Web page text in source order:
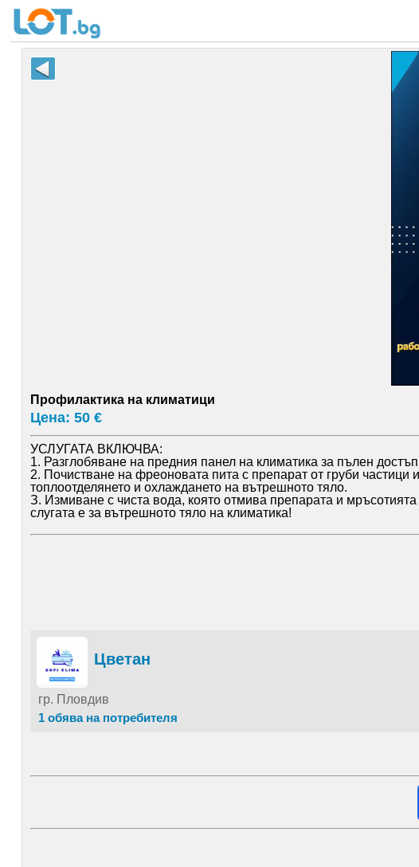
Профилактика на климатици
Цена: 50 €
УСЛУГАТА ВКЛЮЧВА:
1. Разглобяване на предния панел на климатика за пълен
2. Почистване на фреоновата пита с препарат от груби
топлоотделянето и охлаждането на вътрешното тяло.
З. Измиване с чиста вода, която отмива препарата и
слугата е за вътрешното тяло на климатика!
Цветан
гр. Пловдив
1 обява на потребителя